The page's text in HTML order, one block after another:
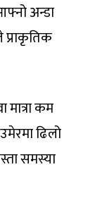
अन्डा
प्राकृतिक
कम
ढिलो
समस्या